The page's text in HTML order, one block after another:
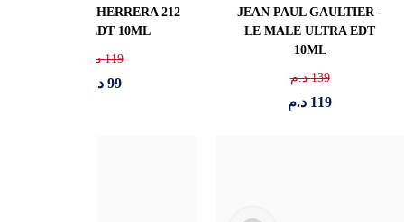
PACO RABANNE
INVICTUS VICTORY
ELIXIR EDP 10ML
139د.م
119د.م
GIVENCHY - Gentleman
EDP 10ML
159د.م
129د.م